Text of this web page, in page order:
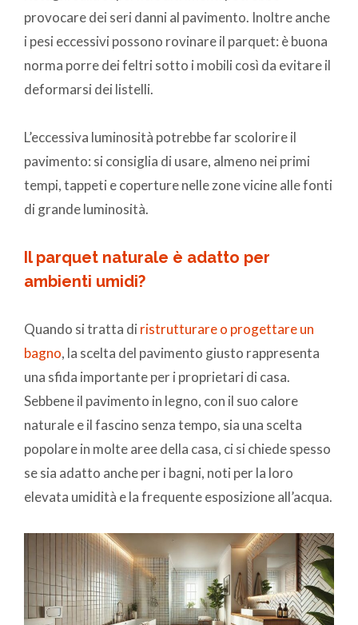
provocare dei seri danni al pavimento. Inoltre anche
i pesi eccessivi possono rovinare il parquet: è buona
norma porre dei feltri sotto i mobili così da evitare il
deformarsi dei listelli.
L’eccessiva luminosità potrebbe far scolorire il
pavimento: si consiglia di usare, almeno nei primi
tempi, tappeti e coperture nelle zone vicine alle fonti
di grande luminosità.
Il parquet naturale è adatto per
ambienti umidi?
Quando si tratta di ristrutturare o progettare un
bagno, la scelta del pavimento giusto rappresenta
una sfida importante per i proprietari di casa.
Sebbene il pavimento in legno, con il suo calore
naturale e il fascino senza tempo, sia una scelta
popolare in molte aree della casa, ci si chiede spesso
se sia adatto anche per i bagni, noti per la loro
elevata umidità e la frequente esposizione all’acqua.